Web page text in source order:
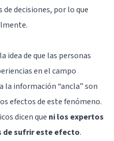
de decisiones, por lo que
idea de que las personas
en el campo
la información “ancla” son
efectos de este fenómeno.
dicen que ni los expertos
sufrir este efecto.